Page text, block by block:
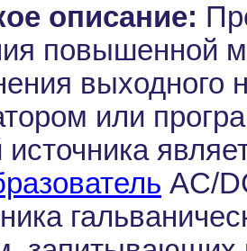
описание:
повышенной
выходного
или
источника
AC/